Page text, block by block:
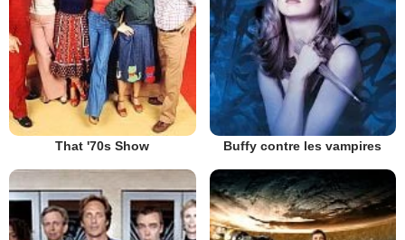
That '70s Show Buffy contre les vampires